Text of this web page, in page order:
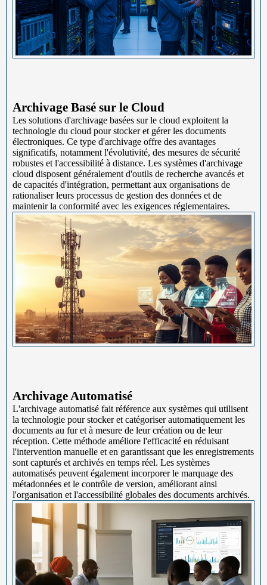
Archivage Basé sur le Cloud
Les solutions d'archivage basées sur le cloud exploitent la
technologie du cloud pour stocker et gérer les documents
électroniques. Ce type d'archivage offre des avantages
significatifs, notamment l'évolutivité, des mesures de sécurité
robustes et l'accessibilité à distance. Les systèmes d'archivage
cloud disposent généralement d'outils de recherche avancés et
de capacités d'intégration, permettant aux organisations de
rationaliser leurs processus de gestion des données et de
maintenir la conformité avec les exigences réglementaires.
Archivage Automatisé
L'archivage automatisé fait référence aux systèmes qui utilisent
la technologie pour stocker et catégoriser automatiquement les
documents au fur et à mesure de leur création ou de leur
réception. Cette méthode améliore l'efficacité en réduisant
l'intervention manuelle et en garantissant que les enregistrements
sont capturés et archivés en temps réel. Les systèmes
automatisés peuvent également incorporer le marquage des
métadonnées et le contrôle de version, améliorant ainsi
l'organisation et l'accessibilité globales des documents archivés.